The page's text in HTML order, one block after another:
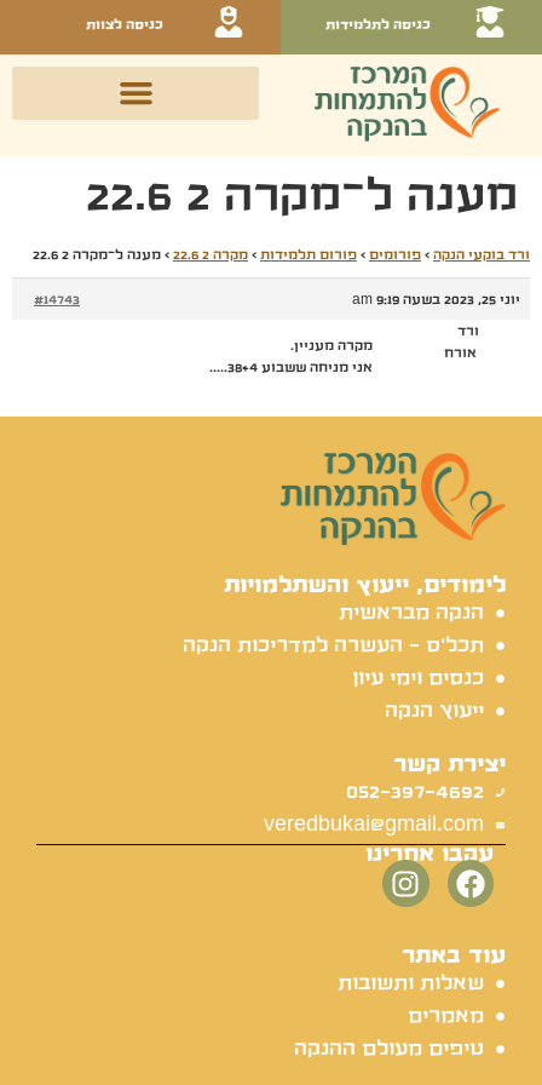
כניסה לתלמידות כניסה לצוות
מענה ל־מקרה 2 22.6
ורד בוקעי הנקה › פורומים › פורום תלמידות › מקרה 2 22.6 › מענה ל־מקרה 2 22.6
יוני 25, 2023 בשעה 9:19 am #14743
ורד
אורח
מקרה מעניין.
אני מניחה ששבוע 38+4…..
לימודים, ייעוץ והשתלמויות
הנקה מבראשית
תכל'ס - העשרה למדריכות הנקה
כנסים וימי עיון
ייעוץ הנקה
יצירת קשר
052-397-4692
veredbukai@gmail.com
עקבו אחרינו
עוד באתר
שאלות ותשובות
מאמרים
טיפים מעולם ההנקה